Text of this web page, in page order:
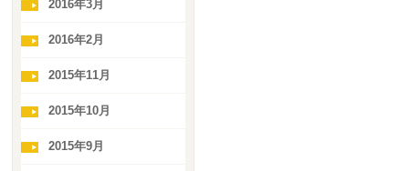
2016年3月
2016年2月
2015年11月
2015年10月
2015年9月